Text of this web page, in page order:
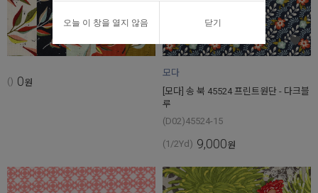
() 0원
모다
[모다] 송 북 45524 프린트원단 - 다크블
루
(D02)45524-15
(1/2Yd) 9,000원
오늘 이 창을 열지 않음 닫기